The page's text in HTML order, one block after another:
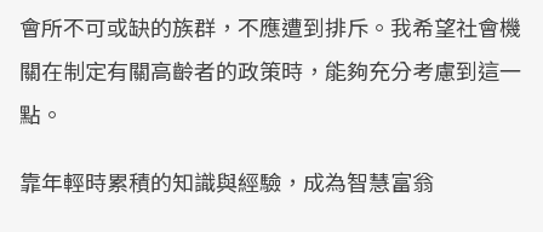
會所不可或缺的族群，不應遭到排斥。我希望社會機
關在制定有關高齡者的政策時，能夠充分考慮到這一
點。
靠年輕時累積的知識與經驗，成為智慧富翁